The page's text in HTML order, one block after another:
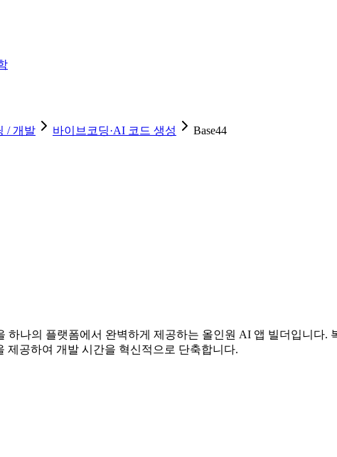
/ 개발 바이브코딩·AI 코드 생성 Base44
하나의 플랫폼에서 완벽하게 제공하는 올인원 AI 앱 빌더입니다
제공하여 개발 시간을 혁신적으로 단축합니다.